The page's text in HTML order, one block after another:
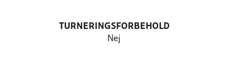
TURNERINGSFORBEHOLD
Nej